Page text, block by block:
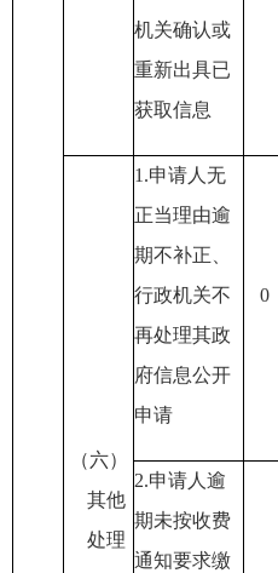
机关确认或
重新出具已
获取信息
（六）
其他
处理
1.申请人无
正当理由逾
期不补正、
行政机关不
再处理其政
府信息公开
申请
0
2.申请人逾
期未按收费
通知要求缴